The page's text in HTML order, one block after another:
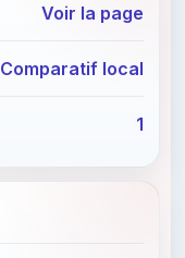
Voir la page
Comparatif local
1